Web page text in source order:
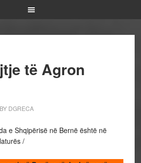
të Agron
BY DGRECA
e Shqipërisë në Bernë është në
/